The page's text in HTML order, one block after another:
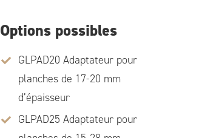
Options possibles
GLPAD20 Adaptateur pour
planches de 17-20 mm
d’épaisseur
GLPAD25 Adaptateur pour